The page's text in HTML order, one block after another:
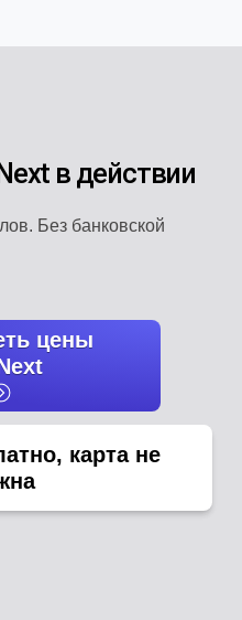
в действии
Без банковской
цены
карта не